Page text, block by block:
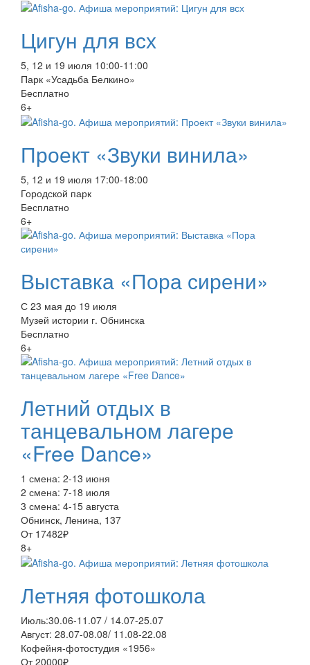
Цигун для всх
5, 12 и 19 июля 10:00-11:00
Парк «Усадьба Белкино»
Бесплатно
6+
Проект «Звуки винила»
5, 12 и 19 июля 17:00-18:00
Городской парк
Бесплатно
6+
Выставка «Пора сирени»
С 23 мая до 19 июля
Музей истории г. Обнинска
Бесплатно
6+
Летний отдых в
танцевальном лагере
«Free Dance»
1 смена: 2-13 июня
2 смена: 7-18 июля
3 смена: 4-15 августа
Обнинск, Ленина, 137
От 17482₽
8+
Летняя фотошкола
Июль:30.06-11.07 / 14.07-25.07
Август: 28.07-08.08/ 11.08-22.08
Кофейня-фотостудия «1956»
От 20000₽